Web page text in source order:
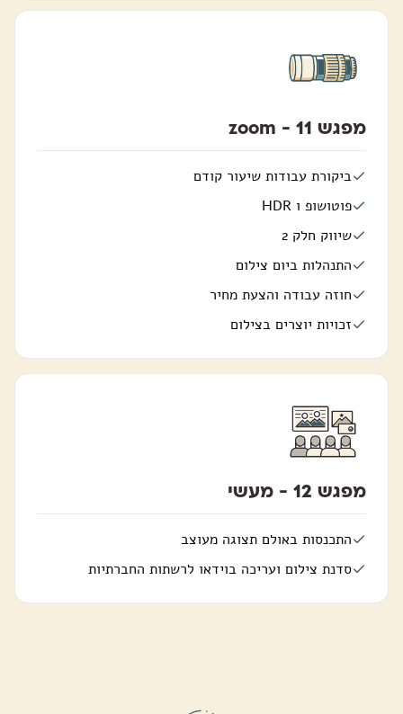
מפגש 11 - zoom
ביקורת עבודות שיעור קודם
פוטושופ ו HDR
שיווק חלק 2
התנהלות ביום צילום
חוזה עבודה והצעת מחיר
זכויות יוצרים בצילום
מפגש 12 - מעשי
התכנסות באולם תצוגה מעוצב
סדנת צילום ועריכה בוידאו לרשתות החברתיות